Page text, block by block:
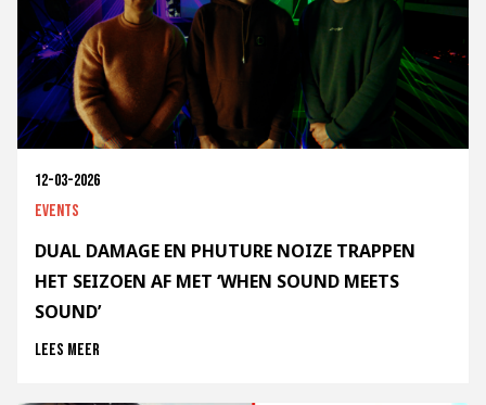
12-03-2026
Events
DUAL DAMAGE EN PHUTURE NOIZE TRAPPEN
HET SEIZOEN AF MET ‘WHEN SOUND MEETS
SOUND’
Lees meer